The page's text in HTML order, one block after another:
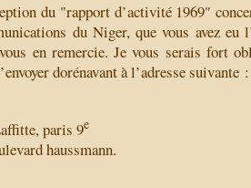
du "rapport d’activité 1969"
du Niger, que vous avez eu
en remercie. Je vous serais fort
dorénavant à l’adresse suivante :
paris 9e
haussmann.